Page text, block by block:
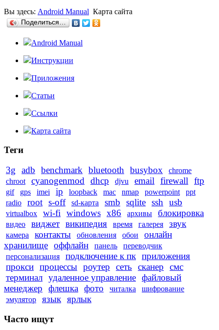
Вы здесь: Android Manual Карта сайта
Поделиться…
Android Manual
Инструкции
Приложения
Статьи
Ссылки
Карта сайта
Теги
3g
adb benchmark bluetooth busybox
chrome
chroot
cyanogenmod dhcp djvu email firewall ftp
gif gps imei ip loopback mac nmap powerpoint
ppt
radio
root s-off sd-карта smb sqlite ssh usb
virtualbox wi-fi windows x86 архивы блокировка
видео виджет википедия время галерея звук
камера контакты обновления обои
онлайн
хранилище оффлайн панель
переводчик
персонализация
подключение к пк приложения
прокси процессы роутер сеть сканер
смс
терминал удаленное управление файловый
менеджер
флешка фото читалка
шифрование
эмулятор
язык
ярлык
Часто ищут